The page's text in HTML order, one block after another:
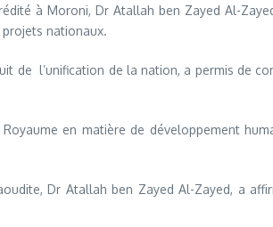
à Moroni, Dr Atallah ben Zayed Al-
nationaux.
de l’unification de la nation, a permis de
en matière de développement
Dr Atallah ben Zayed Al-Zayed, a